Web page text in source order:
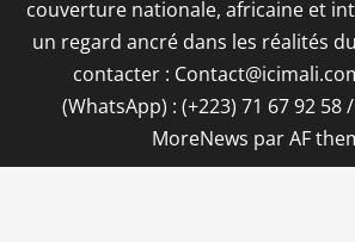
couverture nationale, africaine et
un regard ancré dans les réalités
contacter :
(WhatsApp) : (+223) 71 67 92 58
MoreNews par AF